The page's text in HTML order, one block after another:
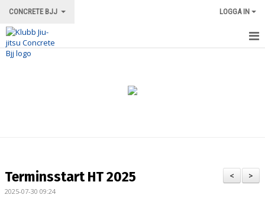
CONCRETE BJJ LOGGA IN
HEM
TRÄNINGSSCHEMA
>
<
Terminsstart HT 2025
2025-07-30 09:24